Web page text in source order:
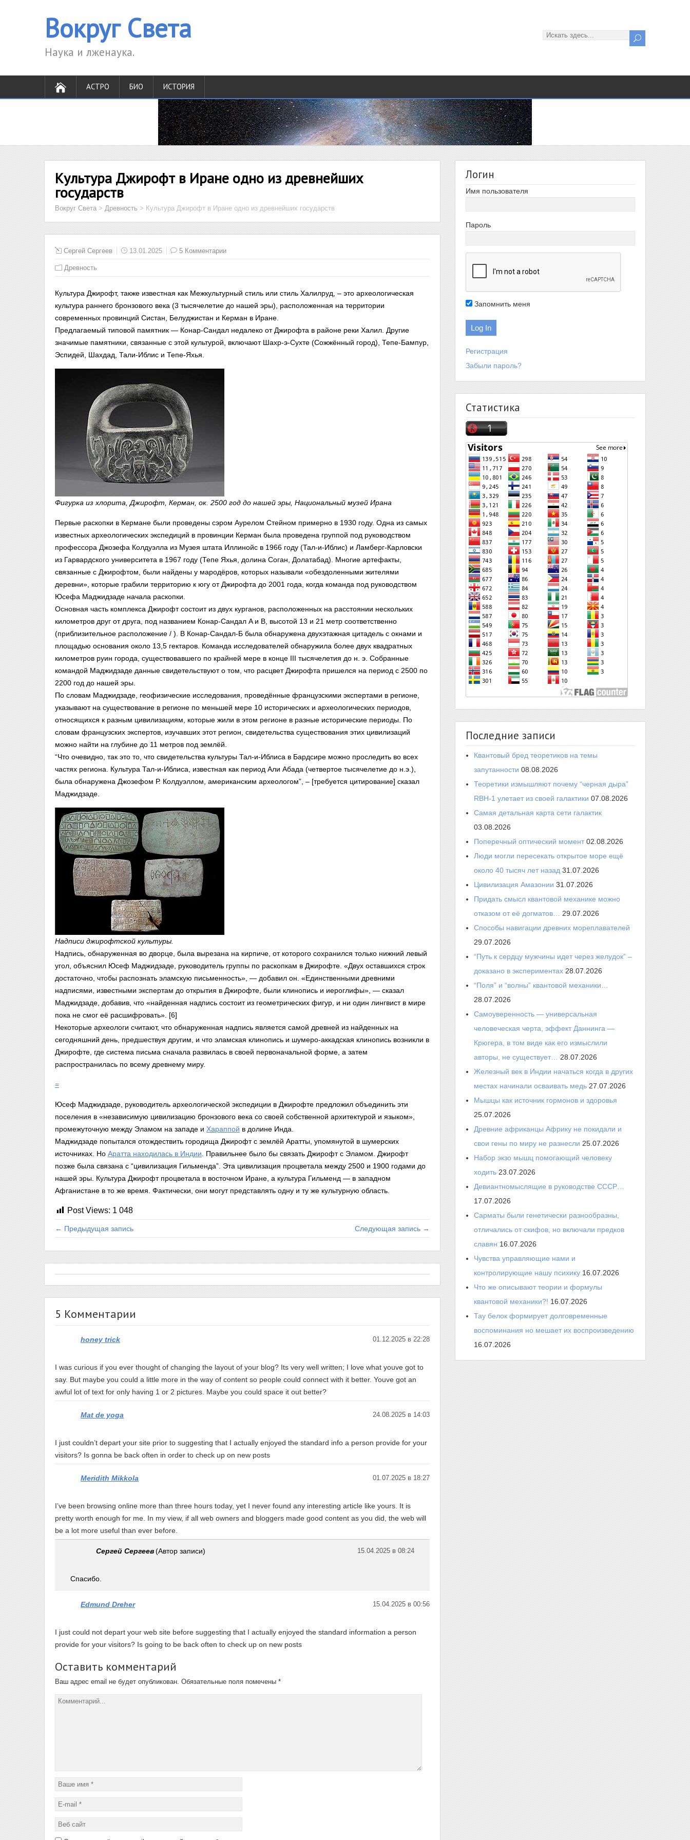
Вокруг Света
Наука и лженаука.
АСТРО БИО ИСТОРИЯ
Культура Джирофт в Иране одно из древнейших
государств
Вокруг Света > Древность > Культура Джирофт в Иране одно из древнейших государств
Сергей Сергеев 13.01.2025 5 Комментарии
Древность
Культура Джирофт, также известная как Межкультурный стиль или стиль Халилруд, – это археологическая
культура раннего бронзового века (3 тысячелетие до нашей эры), расположенная на территории
современных провинций Систан, Белуджистан и Керман в Иране.
Предлагаемый типовой памятник — Конар-Сандал недалеко от Джирофта в районе реки Халил. Другие
значимые памятники, связанные с этой культурой, включают Шахр-э-Сухте (Сожжённый город), Тепе-Бампур,
Эспидей, Шахдад, Тали-Иблис и Тепе-Яхья.
Фигурка из хлорита, Джирофт, Керман, ок. 2500 год до нашей эры, Национальный музей Ирана
Первые раскопки в Кермане были проведены сэром Аурелом Стейном примерно в 1930 году. Одна из самых
известных археологических экспедиций в провинции Керман была проведена группой под руководством
профессора Джозефа Колдуэлла из Музея штата Иллинойс в 1966 году (Тал-и-Иблис) и Ламберг-Карловски
из Гарвардского университета в 1967 году (Тепе Яхья, долина Соган, Долатабад). Многие артефакты,
связанные с Джирофтом, были найдены у мародёров, которых называли «обездоленными жителями
деревни», которые грабили территорию к югу от Джирофта до 2001 года, когда команда под руководством
Юсефа Маджидзаде начала раскопки.
Основная часть комплекса Джирофт состоит из двух курганов, расположенных на расстоянии нескольких
километров друг от друга, под названием Конар-Сандал A и B, высотой 13 и 21 метр соответственно
(приблизительное расположение / ). В Конар-Сандал-Б была обнаружена двухэтажная цитадель с окнами и
площадью основания около 13,5 гектаров. Команда исследователей обнаружила более двух квадратных
километров руин города, существовавшего по крайней мере в конце III тысячелетия до н. э. Собранные
командой Маджидзаде данные свидетельствуют о том, что расцвет Джирофта пришелся на период с 2500 по
2200 год до нашей эры.
По словам Маджидзаде, геофизические исследования, проведённые французскими экспертами в регионе,
указывают на существование в регионе по меньшей мере 10 исторических и археологических периодов,
относящихся к разным цивилизациям, которые жили в этом регионе в разные исторические периоды. По
словам французских экспертов, изучавших этот регион, свидетельства существования этих цивилизаций
можно найти на глубине до 11 метров под землёй.
“Что очевидно, так это то, что свидетельства культуры Тал-и-Иблиса в Бардсире можно проследить во всех
частях региона. Культура Тал-и-Иблиса, известная как период Али Абада (четвертое тысячелетие до н.э.),
была обнаружена Джозефом Р. Колдуэллом, американским археологом”, – [требуется цитирование] сказал
Маджидзаде.
Надписи джирофтской культуры.
Надпись, обнаруженная во дворце, была вырезана на кирпиче, от которого сохранился только нижний левый
угол, объяснил Юсеф Маджидзаде, руководитель группы по раскопкам в Джирофте. «Двух оставшихся строк
достаточно, чтобы распознать эламскую письменность», — добавил он. «Единственными древними
надписями, известными экспертам до открытия в Джирофте, были клинопись и иероглифы», — сказал
Маджидзаде, добавив, что «найденная надпись состоит из геометрических фигур, и ни один лингвист в мире
пока не смог её расшифровать». [6]
Некоторые археологи считают, что обнаруженная надпись является самой древней из найденных на
сегодняшний день, предшествуя другим, и что эламская клинопись и шумеро-аккадская клинопись возникли в
Джирофте, где система письма сначала развилась в своей первоначальной форме, а затем
распространилась по всему древнему миру.
=
Юсеф Маджидзаде, руководитель археологической экспедиции в Джирофте предложил объединить эти
поселения в «независимую цивилизацию бронзового века со своей собственной архитектурой и языком»,
промежуточную между Эламом на западе и Хараппой в долине Инда.
Маджидзаде попытался отождествить городища Джирофт с землёй Аратты, упомянутой в шумерских
источниках. Но Аратта находилась в Индии . Правильнее было бы связать Джирофт с Эламом. Джирофт
позже была связана с “цивилизация Гильменда”. Эта цивилизация процветала между 2500 и 1900 годами до
нашей эры. Культура Джирофт процветала в восточном Иране, а культура Гильменд — в западном
Афганистане в то же время. Фактически, они могут представлять одну и ту же культурную область.
Post Views: 1 048
← Предыдущая запись Следующая запись →
5 Комментарии
honey trick 01.12.2025 в 22:28
I was curious if you ever thought of changing the layout of your blog? Its very well written; I love what youve got to
say. But maybe you could a little more in the way of content so people could connect with it better. Youve got an
awful lot of text for only having 1 or 2 pictures. Maybe you could space it out better?
Mat de yoga 24.08.2025 в 14:03
I just couldn’t depart your site prior to suggesting that I actually enjoyed the standard info a person provide for your
visitors? Is gonna be back often in order to check up on new posts
Meridith Mikkola 01.07.2025 в 18:27
I’ve been browsing online more than three hours today, yet I never found any interesting article like yours. It is
pretty worth enough for me. In my view, if all web owners and bloggers made good content as you did, the web will
be a lot more useful than ever before.
Сергей Сергеев(Автор записи) 15.04.2025 в 08:24
Спасибо.
Edmund Dreher 15.04.2025 в 00:56
I just could not depart your web site before suggesting that I actually enjoyed the standard information a person
provide for your visitors? Is going to be back often to check up on new posts
Оставить комментарий
Ваш адрес email не будет опубликован. Обязательные поля помечены *
Логин
Имя пользователя
Пароль
Запомнить меня
Регистрация
Забыли пароль?
Статистика
Последние записи
Квантовый бред теоретиков на темы
запутанности 08.08.2026
Теоретики измышляют почему “черная дыра”
RBH-1 улетает из своей галактики 07.08.2026
Самая детальная карта сети галактик
03.08.2026
Поперечный оптический момент 02.08.2026
Люди могли пересекать открытое море ещё
около 40 тысяч лет назад 31.07.2026
Цивилизация Амазонии 31.07.2026
Придать смысл квантовой механике можно
отказом от её догматов…
29.07.2026
Способы навигации древних мореплавателей
29.07.2026
“Путь к сердцу мужчины идет через желудок” –
доказано в экспериментах 28.07.2026
“Поля” и “волны” квантовой механики…
28.07.2026
Самоуверенность — универсальная
человеческая черта, эффект Даннинга —
Крюгера, в том виде как его измыслили
авторы, не существует…
28.07.2026
Железный век в Индии начаться когда в других
местах начинали осваивать медь 27.07.2026
Мышцы как источник гормонов и здоровья
25.07.2026
Древние африканцы Африку не покидали и
свои гены по миру не разнесли 25.07.2026
Набор экзо мышц помогающий человеку
ходить 23.07.2026
Девиантномыслящие в руководстве СССР…
17.07.2026
Сарматы были генетически разнообразны,
отличались от скифов, но включали предков
славян 16.07.2026
Чувства управляющие нами и
контролирующие нашу психику 16.07.2026
Что же описывают теории и формулы
квантовой механики?! 16.07.2026
Тау белок формирует долговременные
воспоминания но мешает их воспроизведению
16.07.2026